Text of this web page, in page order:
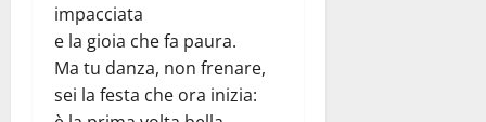
impacciata
e la gioia che fa paura.
Ma tu danza, non frenare,
sei la festa che ora inizia: